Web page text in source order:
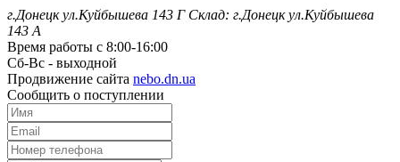
г.Донецк ул.Куйбышева 143 Г Склад: г.Донецк ул.Куйбышева
143 А
Время работы с 8:00-16:00
Сб-Вс - выходной
Продвижение сайта nebo.dn.ua
Сообщить о поступлении